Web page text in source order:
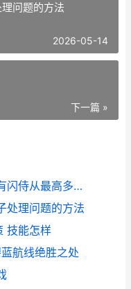
问题的方法
2026-05-14
下一篇 »
英雄没有闪侍从哪个强 英雄没有闪侍从最高多少星
处理问题的方法
技能怎样
航线绝胜之处